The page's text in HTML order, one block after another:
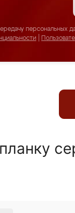
персональных